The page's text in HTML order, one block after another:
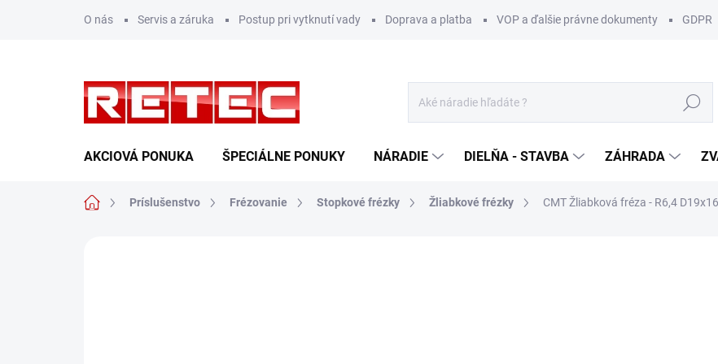
O nás Servis a záruka Postup pri vytknutí vady Doprava a platba VOP a ďalšie právne dokumenty GDPR
Hľadať
AKCIOVÁ PONUKA ŠPECIÁLNE PONUKY NÁRADIE DIELŇA - STAVBA ZÁHRADA
DomovPríslušenstvo Frézovanie Stopkové frézky Žliabkové frézky CMT Žliabková fréza - R6,4